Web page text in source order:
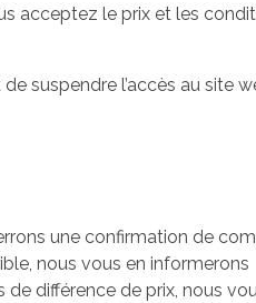
acceptez le prix et les
suspendre l’accès au site
une confirmation de
nous vous en informerons
différence de prix, nous